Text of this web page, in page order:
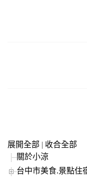
展開全部 | 收合全部
關於小涼
台中市美食.景點住